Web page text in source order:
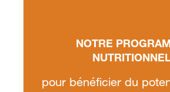
NOTRE
pour bénéficier du